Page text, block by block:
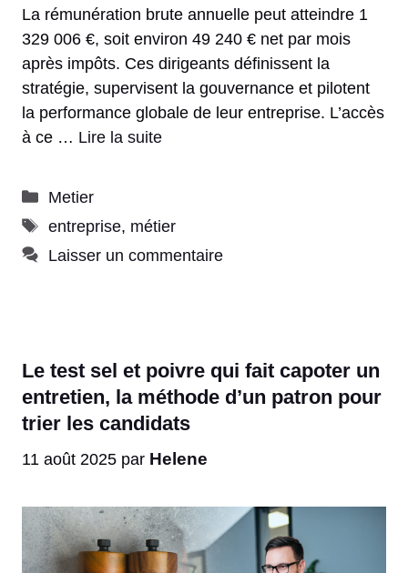
La rémunération brute annuelle peut atteindre 1
329 006 €, soit environ 49 240 € net par mois
après impôts. Ces dirigeants définissent la
stratégie, supervisent la gouvernance et pilotent
la performance globale de leur entreprise. L’accès
à ce … Lire la suite
Catégories
Metier
Étiquettes
entreprise, métier
Laisser un commentaire
Le test sel et poivre qui fait capoter un
entretien, la méthode d’un patron pour
trier les candidats
11 août 2025 par Helene